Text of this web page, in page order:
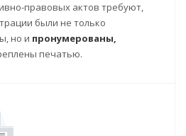
правовых актов требуют,
были не только
но и пронумерованы,
печатью.